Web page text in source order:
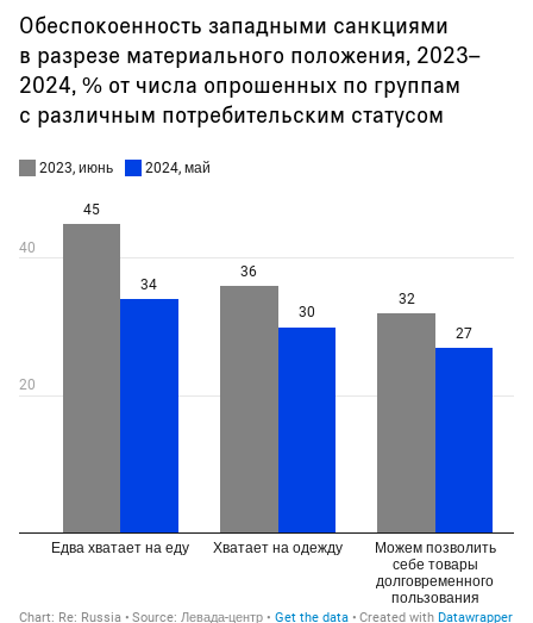
Обеспокоенность западными санкциями
в разрезе материального положения, 2023–
2024, % от числа опрошенных по группам
с различным потребительским статусом